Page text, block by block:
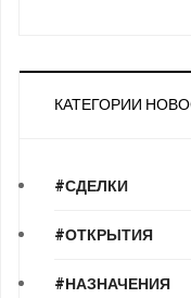
КАТЕГОРИИ
#СДЕЛКИ
#ОТКРЫТИЯ
#НАЗНАЧЕНИЯ